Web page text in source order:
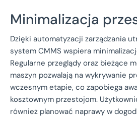
Minimalizacja
Dzięki automatyzacji zarządzania
system CMMS wspiera
Regularne przeglądy oraz bieżące
maszyn pozwalają na wykrywanie
wczesnym etapie, co zapobiega
kosztownym przestojom.
również planować naprawy w